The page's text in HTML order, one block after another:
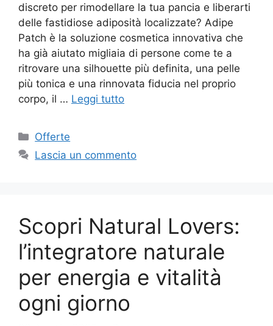
discreto per rimodellare la tua pancia e liberarti
delle fastidiose adiposità localizzate? Adipe
Patch è la soluzione cosmetica innovativa che
ha già aiutato migliaia di persone come te a
ritrovare una silhouette più definita, una pelle
più tonica e una rinnovata fiducia nel proprio
corpo, il … Leggi tutto
Categorie
Offerte
Lascia un commento
Scopri Natural Lovers:
l’integratore naturale
per energia e vitalità
ogni giorno